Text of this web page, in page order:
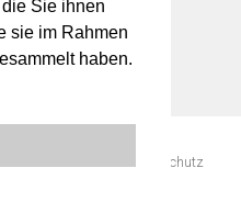
Sie ihnen
sie im Rahmen
haben.
Datenschutz